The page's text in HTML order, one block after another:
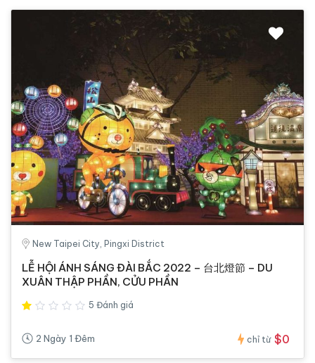
New Taipei City, Pingxi District
LỄ HỘI ÁNH SÁNG ĐÀI BẮC 2022 – 台北燈節 – DU
XUÂN THẬP PHẦN, CỬU PHẦN
5 Đánh giá
2 Ngày 1 Đêm chỉ từ $0